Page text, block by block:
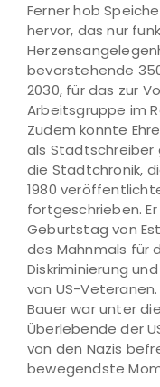
Ferner hob
hervor, das nur
bevorstehende
2030, für das zur
Arbeitsgruppe im
Zudem konnte
als Stadtschreiber
die Stadtchronik,
1980
fortgeschrieben.
Geburtstag von
des Mahnmals für
Diskriminierung
von US-
Bauer war unter
Überlebende der
von den Nazis
bewegendste